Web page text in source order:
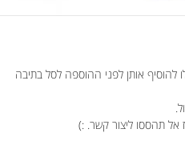
להוסיף אותן לפני ההוספה לסל בתיבה
אל תהססו ליצור קשר. :)